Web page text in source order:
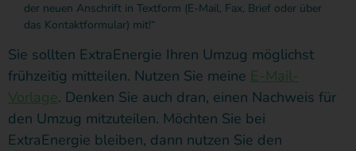
der neuen Anschrift in Textform (E-Mail, Fax, Brief oder über
das Kontaktformular) mit!“
Sie sollten ExtraEnergie Ihren Umzug möglichst
frühzeitig mitteilen. Nutzen Sie meine E-Mail-
Vorlage. Denken Sie auch dran, einen Nachweis für
den Umzug mitzuteilen. Möchten Sie bei
ExtraEnergie bleiben, dann nutzen Sie den